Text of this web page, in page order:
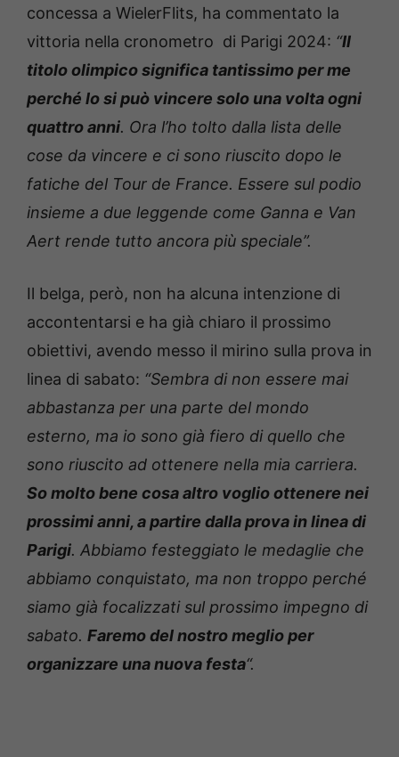
concessa a WielerFlits, ha commentato la
vittoria nella cronometro di Parigi 2024: “Il
titolo olimpico significa tantissimo per me
perché lo si può vincere solo una volta ogni
quattro anni. Ora l’ho tolto dalla lista delle
cose da vincere e ci sono riuscito dopo le
fatiche del Tour de France. Essere sul podio
insieme a due leggende come Ganna e Van
Aert rende tutto ancora più speciale”.
Il belga, però, non ha alcuna intenzione di
accontentarsi e ha già chiaro il prossimo
obiettivi, avendo messo il mirino sulla prova in
linea di sabato: “Sembra di non essere mai
abbastanza per una parte del mondo
esterno, ma io sono già fiero di quello che
sono riuscito ad ottenere nella mia carriera.
So molto bene cosa altro voglio ottenere nei
prossimi anni, a partire dalla prova in linea di
Parigi. Abbiamo festeggiato le medaglie che
abbiamo conquistato, ma non troppo perché
siamo già focalizzati sul prossimo impegno di
sabato. Faremo del nostro meglio per
organizzare una nuova festa“.